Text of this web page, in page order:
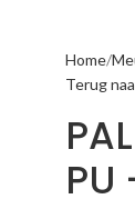
Home
Terug
PU